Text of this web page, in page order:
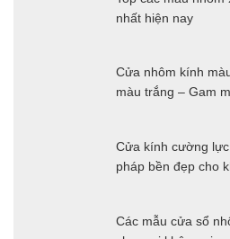
nhất hiện nay
Cửa nhôm kính
màu trắng – Gam
Cửa kính cường
pháp bền đẹp cho
Các mẫu cửa sổ